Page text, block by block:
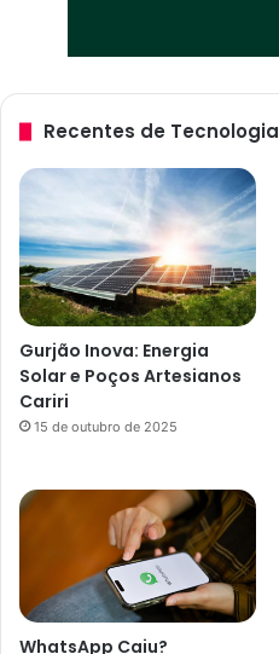
Recentes de Tecnologia
Gurjão Inova: Energia
Solar e Poços Artesianos
Cariri
15 de outubro de 2025
WhatsApp Caiu?